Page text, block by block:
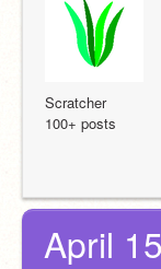
Scratcher
100+ posts
April